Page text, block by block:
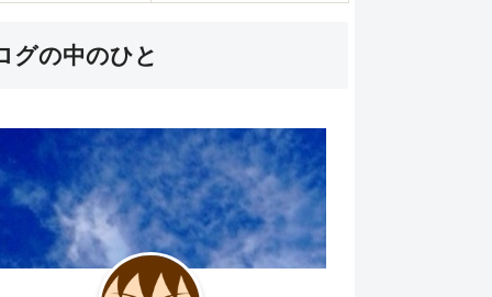
グの中のひと